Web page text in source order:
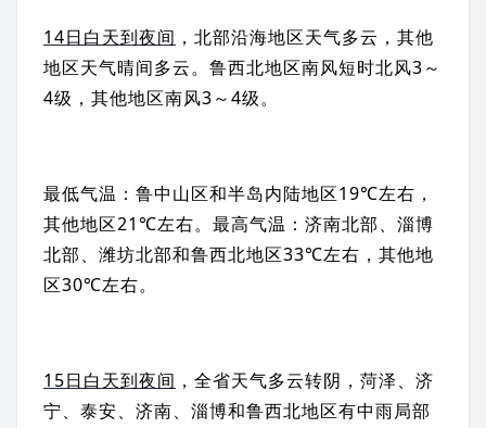
14日白天到夜间 ，北部沿海地区天气多云，其他
地区天气晴间多云。鲁西北地区南风短时北风3～
4级，其他地区南风3～4级。
最低气温：鲁中山区和半岛内陆地区19℃左右，
其他地区21℃左右。最高气温：济南北部、淄博
北部、潍坊北部和鲁西北地区33℃左右，其他地
区30℃左右。
15日白天到夜间 ，全省天气多云转阴，菏泽、济
宁、泰安、济南、淄博和鲁西北地区有中雨局部